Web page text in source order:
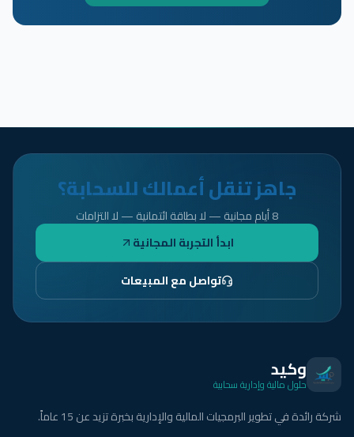
جاهز تنقل أعمالك للسحابة؟
8 أيام مجانية — لا بطاقة ائتمانية — لا التزامات
ابدأ التجربة المجانية
تواصل مع المبيعات
وكيد
حلول مالية وإدارية سحابية
شركة رائدة في تطوير البرمجيات المالية والإدارية بخبرة تزيد عن 15 عاماً.